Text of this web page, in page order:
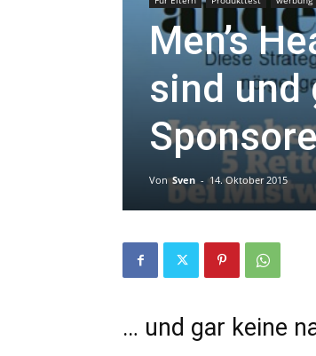
Men’s
sind und
Von Sven - 14. Oktober 2015
… und gar keine